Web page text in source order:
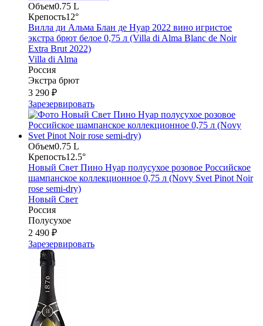
Объем0.75 L
Крепость12°
Вилла ди Альма Блан де Нуар 2022 вино игристое
экстра брют белое 0,75 л (Villa di Alma Blanc de Noir
Extra Brut 2022)
Villa di Alma
Россия
Экстра брют
3 290 ₽
Зарезервировать
Объем0.75 L
Крепость12.5°
Новый Свет Пино Нуар полусухое розовое Российское
шампанское коллекционное 0,75 л (Novy Svet Pinot Noir
rose semi-dry)
Новый Свет
Россия
Полусухое
2 490 ₽
Зарезервировать